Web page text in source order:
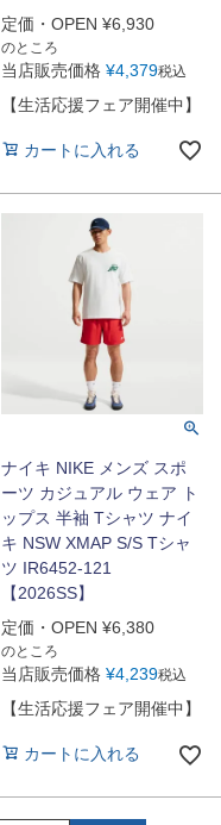
定価・OPEN ¥6,930
のところ
当店販売価格 ¥4,379税込
【生活応援フェア開催中】
カートに入れる
ナイキ NIKE メンズ スポ
ーツ カジュアル ウェア ト
ップス 半袖 Tシャツ ナイ
キ NSW XMAP S/S Tシャ
ツ IR6452-121
【2026SS】
定価・OPEN ¥6,380
のところ
当店販売価格 ¥4,239税込
【生活応援フェア開催中】
カートに入れる